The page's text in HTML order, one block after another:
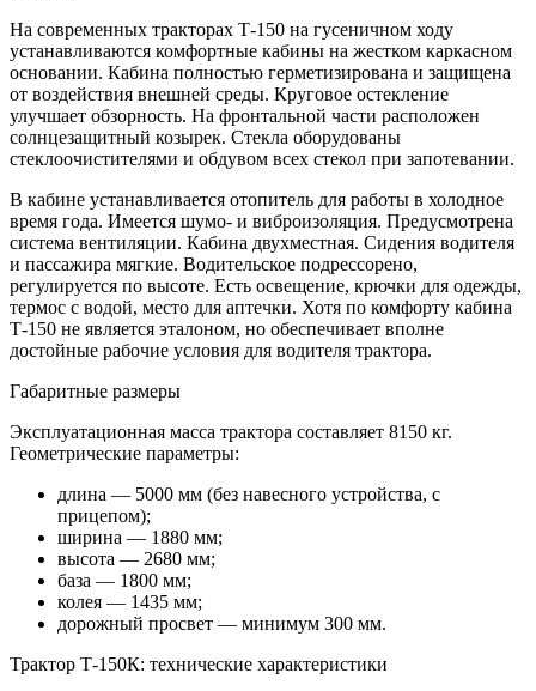
На современных тракторах Т-150 на гусеничном ходу
устанавливаются комфортные кабины на жестком каркасном
основании. Кабина полностью герметизирована и защищена
от воздействия внешней среды. Круговое остекление
улучшает обзорность. На фронтальной части расположен
солнцезащитный козырек. Стекла оборудованы
стеклоочистителями и обдувом всех стекол при запотевании.
В кабине устанавливается отопитель для работы в холодное
время года. Имеется шумо- и виброизоляция. Предусмотрена
система вентиляции. Кабина двухместная. Сидения водителя
и пассажира мягкие. Водительское подрессорено,
регулируется по высоте. Есть освещение, крючки для одежды,
термос с водой, место для аптечки. Хотя по комфорту кабина
Т-150 не является эталоном, но обеспечивает вполне
достойные рабочие условия для водителя трактора.
Габаритные размеры
Эксплуатационная масса трактора составляет 8150 кг.
Геометрические параметры:
длина — 5000 мм (без навесного устройства, с
прицепом);
ширина — 1880 мм;
высота — 2680 мм;
база — 1800 мм;
колея — 1435 мм;
дорожный просвет — минимум 300 мм.
Трактор Т-150К: технические характеристики